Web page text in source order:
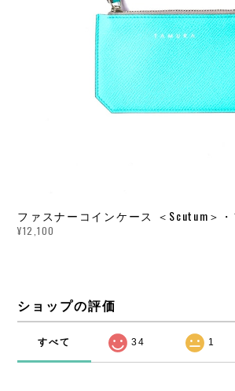
ファスナーコインケース ＜Scutum＞
¥12,100
ショップの評価
すべて 34 1